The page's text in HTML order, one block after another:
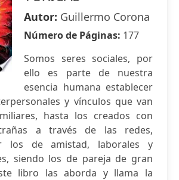
Autor: Guillermo Corona
Número de Páginas: 177
Somos seres sociales, por
ello es parte de nuestra
esencia humana establecer
y vínculos que van
hasta los creados con
a través de las redes,
los de amistad, laborales y
siendo los de pareja de gran
libro las aborda y llama la